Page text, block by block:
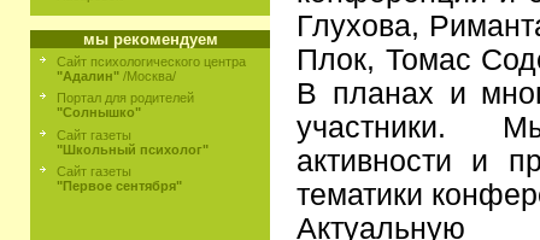
мы рекомендуем
Сайт психологического центра
"Адалин" /Москва/
Портал для родителей
"Солнышко"
Сайт газеты
"Школьный психолог"
Сайт газеты
"Первое сентября"
Глухова,
Плок, Томас
В планах и
участники.
активности и
тематики